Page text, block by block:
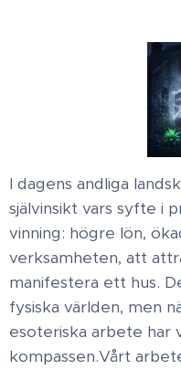
​I dagens andliga
självinsikt vars syfte i
vinning: högre lön,
verksamheten, att
manifestera ett hus.
fysiska världen, men
esoteriska arbete har
kompassen. ​Vårt